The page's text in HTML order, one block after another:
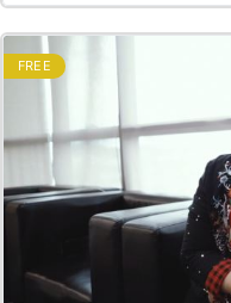
FREE